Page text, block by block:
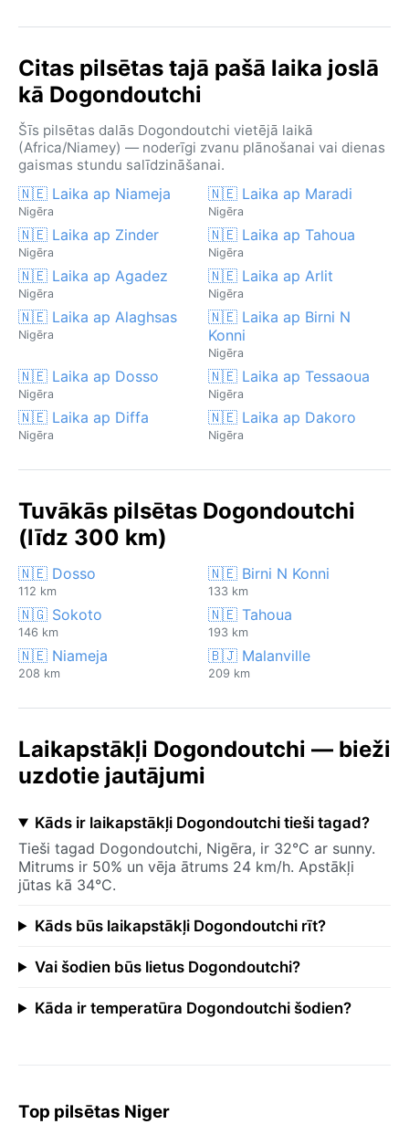
Citas pilsētas tajā pašā laika joslā
kā Dogondoutchi
Šīs pilsētas dalās Dogondoutchi vietējā laikā
(Africa/Niamey) — noderīgi zvanu plānošanai vai dienas
gaismas stundu salīdzināšanai.
🇳🇪 Laika ap Niameja
Nigēra
🇳🇪 Laika ap Maradi
Nigēra
🇳🇪 Laika ap Zinder
Nigēra
🇳🇪 Laika ap Tahoua
Nigēra
🇳🇪 Laika ap Agadez
Nigēra
🇳🇪 Laika ap Arlit
Nigēra
🇳🇪 Laika ap Alaghsas
Nigēra
🇳🇪 Laika ap Birni N
Konni
Nigēra
🇳🇪 Laika ap Dosso
Nigēra
🇳🇪 Laika ap Tessaoua
Nigēra
🇳🇪 Laika ap Diffa
Nigēra
🇳🇪 Laika ap Dakoro
Nigēra
Tuvākās pilsētas Dogondoutchi
(līdz 300 km)
🇳🇪 Dosso
112 km
🇳🇪 Birni N Konni
133 km
🇳🇬 Sokoto
146 km
🇳🇪 Tahoua
193 km
🇳🇪 Niameja
208 km
🇧🇯 Malanville
209 km
Laikapstākļi Dogondoutchi — bieži
uzdotie jautājumi
Kāds ir laikapstākļi Dogondoutchi tieši tagad?
Tieši tagad Dogondoutchi, Nigēra, ir 32°C ar sunny.
Mitrums ir 50% un vēja ātrums 24 km/h. Apstākļi
jūtas kā 34°C.
Kāds būs laikapstākļi Dogondoutchi rīt?
Vai šodien būs lietus Dogondoutchi?
Kāda ir temperatūra Dogondoutchi šodien?
Top pilsētas Niger